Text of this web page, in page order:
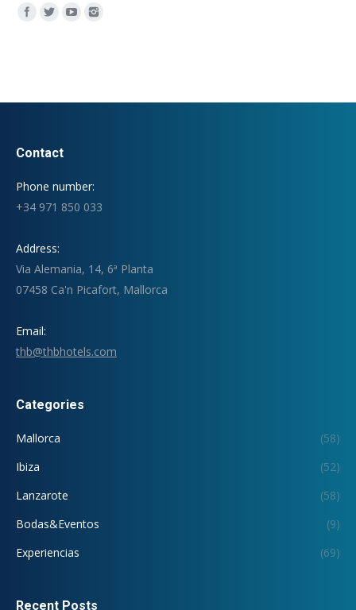
Encuéntranos en:
Contact
Phone number:
+34 971 850 033
Address:
Via Alemania, 14, 6ª Planta
07458 Ca'n Picafort, Mallorca
Email:
thb@thbhotels.com
Categories
Mallorca
(58)
Ibiza
(52)
Lanzarote
(58)
Bodas&Eventos
(9)
Experiencias
(69)
Recent Posts